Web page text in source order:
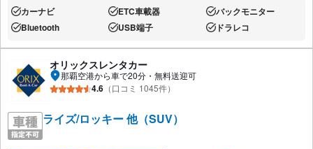
あり:カーナビ あり:ETC車載器 あり:バックモニター
あり:Bluetooth あり:USB端子 あり:ドラレコ
オリックスレンタカー
那覇空港から車で20分・無料送迎可
4.6 （口コミ 1045件）
ライズ/ロッキー 他（SUV）